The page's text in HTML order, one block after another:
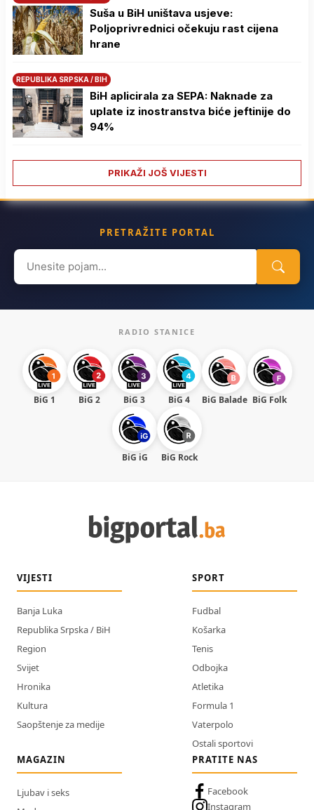
Suša u BiH uništava usjeve:
Poljoprivrednici očekuju rast cijena
hrane
REPUBLIKA SRPSKA / BIH
BiH aplicirala za SEPA: Naknade za
uplate iz inostranstva biće jeftinije do
94%
PRIKAŽI JOŠ VIJESTI
PRETRAŽITE PORTAL
Search
for:
RADIO STANICE
BiG 1 BiG 2 BiG 3 BiG 4 BiG Balade BiG Folk
BiG iG BiG Rock
VIJESTI
Banja Luka
Republika Srpska / BiH
Region
Svijet
Hronika
Kultura
Saopštenje za medije
SPORT
Fudbal
Košarka
Tenis
Odbojka
Atletika
Formula 1
Vaterpolo
Ostali sportovi
MAGAZIN
Ljubav i seks
PRATITE NAS
Facebook
Instagram